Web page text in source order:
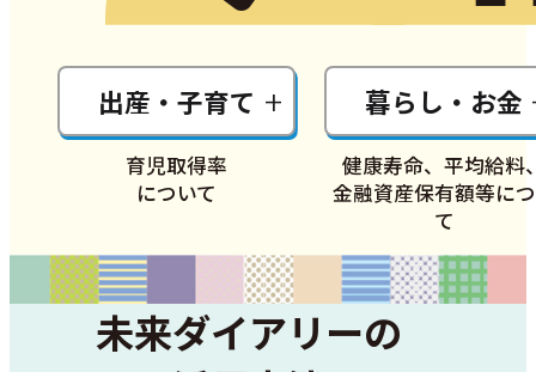
出産・子育て
育児取得率
について
暮らし・お金
健康寿命、平均給料
金融資産保有額等に
て
未来ダイアリーの